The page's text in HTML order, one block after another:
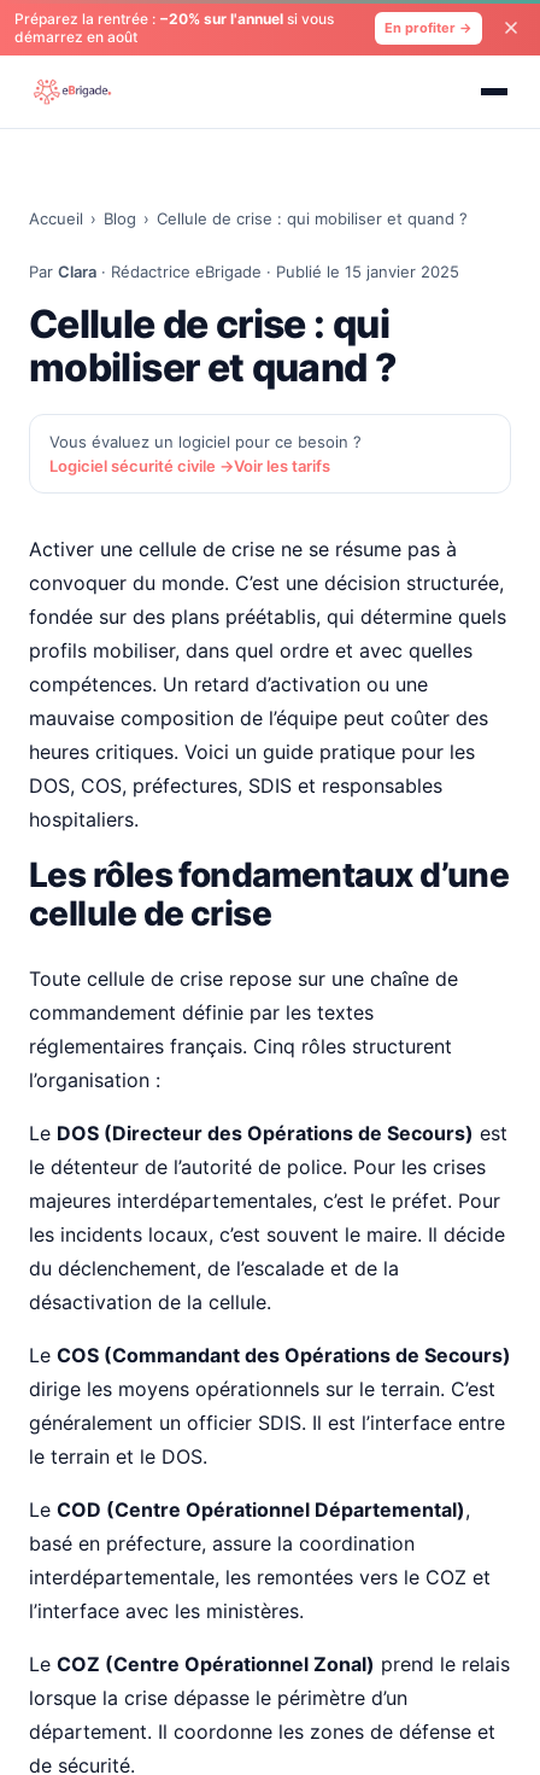
Préparez la rentrée : −20% sur l'annuel si vous
démarrez en août
En profiter →
Accueil › Blog › Cellule de crise : qui mobiliser et quand ?
Par Clara · Rédactrice eBrigade · Publié le 15 janvier 2025
Cellule de crise : qui
mobiliser et quand ?
Vous évaluez un logiciel pour ce besoin ?
Logiciel sécurité civile →Voir les tarifs
Activer une cellule de crise ne se résume pas à
convoquer du monde. C’est une décision structurée,
fondée sur des plans préétablis, qui détermine quels
profils mobiliser, dans quel ordre et avec quelles
compétences. Un retard d’activation ou une
mauvaise composition de l’équipe peut coûter des
heures critiques. Voici un guide pratique pour les
DOS, COS, préfectures, SDIS et responsables
hospitaliers.
Les rôles fondamentaux d’une
cellule de crise
Toute cellule de crise repose sur une chaîne de
commandement définie par les textes
réglementaires français. Cinq rôles structurent
l’organisation :
Le DOS (Directeur des Opérations de Secours) est
le détenteur de l’autorité de police. Pour les crises
majeures interdépartementales, c’est le préfet. Pour
les incidents locaux, c’est souvent le maire. Il décide
du déclenchement, de l’escalade et de la
désactivation de la cellule.
Le COS (Commandant des Opérations de Secours)
dirige les moyens opérationnels sur le terrain. C’est
généralement un officier SDIS. Il est l’interface entre
le terrain et le DOS.
Le COD (Centre Opérationnel Départemental),
basé en préfecture, assure la coordination
interdépartementale, les remontées vers le COZ et
l’interface avec les ministères.
Le COZ (Centre Opérationnel Zonal) prend le relais
lorsque la crise dépasse le périmètre d’un
département. Il coordonne les zones de défense et
de sécurité.